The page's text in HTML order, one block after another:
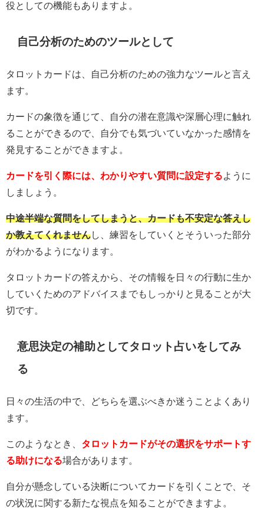
役としての機能もありますよ。
自己分析のためのツールとして
タロットカードは、自己分析のための強力なツールと言え
ます。
カードの象徴を通じて、自分の潜在意識や深層心理に触れ
ることができるので、自分でも気づいていなかった感情を
発見することができますよ。
カードを引く際には、わかりやすい質問に設定する ように
しましょう。
中途半端な質問をしてしまうと、カードも不安定な答えし
か教えてくれませんし、練習をしていくとそういった部分
がわかるようになります。
タロットカードの答えから、その情報を日々の行動に生か
していくためのアドバイスまでもしっかりと見ることが大
切です。
意思決定の補助としてタロット占いをしてみ
る
日々の生活の中で、どちらを選ぶべきか迷うことよくあり
ます。
このようなとき、 タロットカードがその選択をサポートす
る助けになる場合があります。
自分が懸念している決断についてカードを引くことで、そ
の状況に関する新たな視点を知ることができますよ。